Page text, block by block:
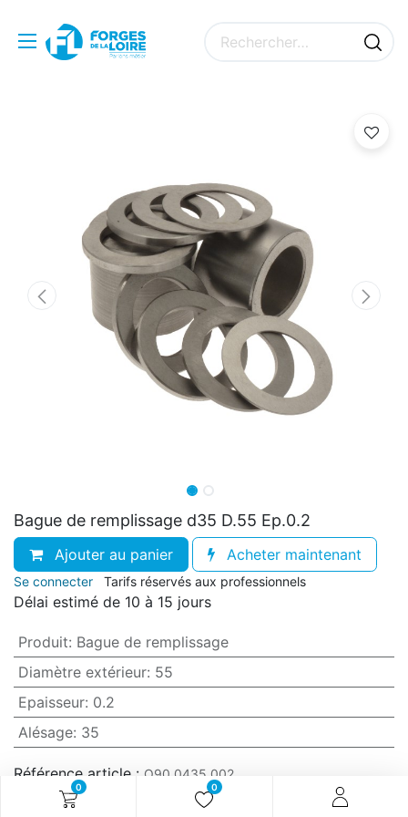
0 0
Bague de remplissage d35 D.55 Ep.0.2
Ajouter au panier Acheter maintenant
Se connecter Tarifs réservés aux professionnels
Délai estimé de 10 à 15 jours
Produit: Bague de remplissage
Diamètre extérieur: 55
Epaisseur: 0.2
Alésage: 35
Référence article : O90.0435.002